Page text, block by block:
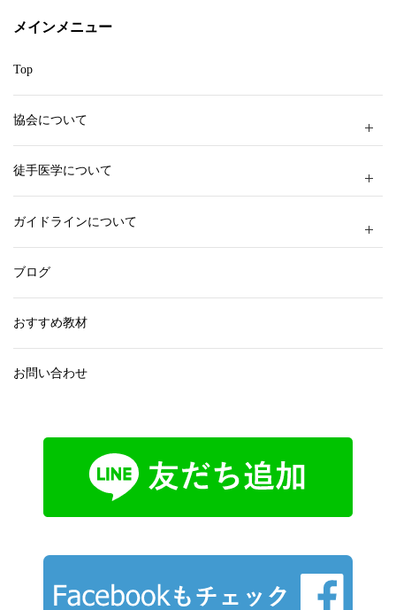
メインメニュー
Top
協会について
徒手医学について
ガイドラインについて
ブログ
おすすめ教材
お問い合わせ